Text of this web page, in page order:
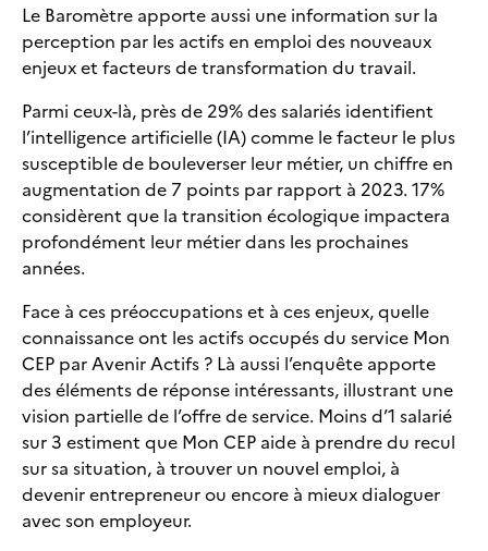
Le Baromètre apporte aussi une information sur la
perception par les actifs en emploi des nouveaux
enjeux et facteurs de transformation du travail.
Parmi ceux-là, près de 29% des salariés identifient
l’intelligence artificielle (IA) comme le facteur le plus
susceptible de bouleverser leur métier, un chiffre en
augmentation de 7 points par rapport à 2023. 17%
considèrent que la transition écologique impactera
profondément leur métier dans les prochaines
années.
Face à ces préoccupations et à ces enjeux, quelle
connaissance ont les actifs occupés du service Mon
CEP par Avenir Actifs ? Là aussi l’enquête apporte
des éléments de réponse intéressants, illustrant une
vision partielle de l’offre de service. Moins d’1 salarié
sur 3 estiment que Mon CEP aide à prendre du recul
sur sa situation, à trouver un nouvel emploi, à
devenir entrepreneur ou encore à mieux dialoguer
avec son employeur.